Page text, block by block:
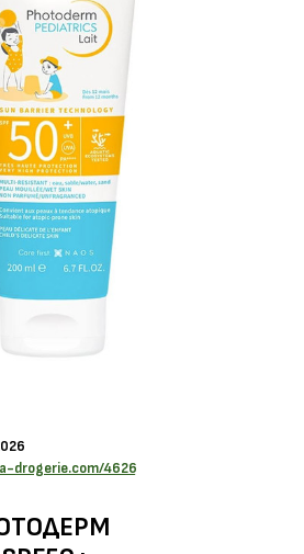
drogerie.com/4626